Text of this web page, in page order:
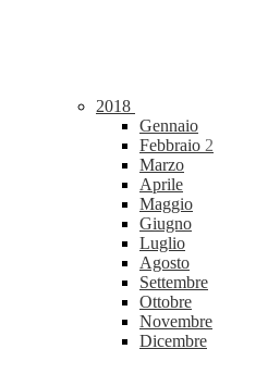
2018
Gennaio
Febbraio 2
Marzo
Aprile
Maggio
Giugno
Luglio
Agosto
Settembre
Ottobre
Novembre
Dicembre